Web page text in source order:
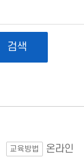
검색
교육방법 온라인